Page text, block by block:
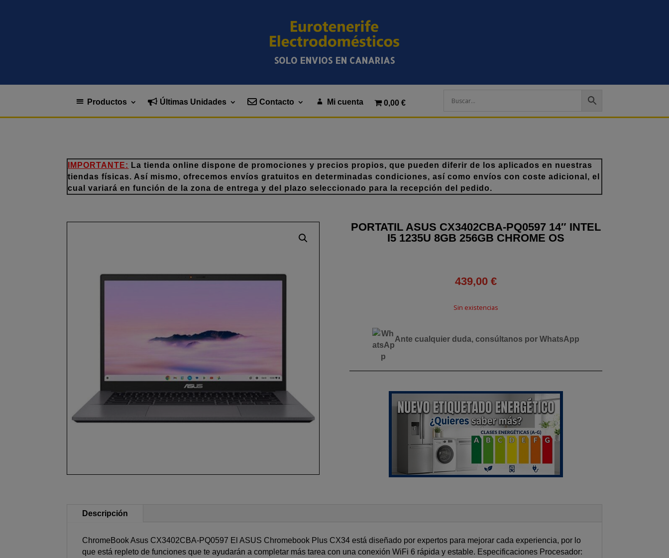
SOLO ENVIOS EN CANARIAS
Productos Últimas Unidades Contacto Mi cuenta 0,00 €
IMPORTANTE: La tienda online dispone de promociones y precios propios, que pueden diferir de los aplicados en nuestras
tiendas físicas. Así mismo, ofrecemos envíos gratuitos en determinadas condiciones, así como envíos con coste adicional, el
cual variará en función de la zona de entrega y del plazo seleccionado para la recepción del pedido.
PORTATIL ASUS CX3402CBA-PQ0597 14″ INTEL
I5 1235U 8GB 256GB CHROME OS
439,00 €
Sin existencias
Ante cualquier duda, consúltanos por WhatsApp
Descripción
ChromeBook Asus CX3402CBA-PQ0597 El ASUS Chromebook Plus CX34 está diseñado por expertos para mejorar cada experiencia, por lo
que está repleto de funciones que te ayudarán a completar más tarea con una conexión WiFi 6 rápida y estable. Especificaciones Procesador: